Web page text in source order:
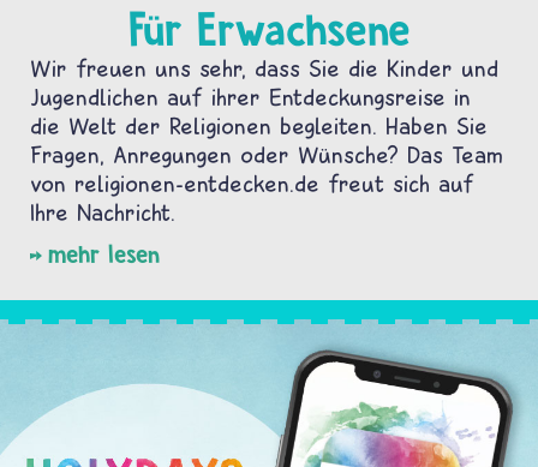
Für Erwachsene
Wir freuen uns sehr, dass Sie die Kinder und
Jugendlichen auf ihrer Entdeckungsreise in
die Welt der Religionen begleiten. Haben Sie
Fragen, Anregungen oder Wünsche? Das Team
von religionen-entdecken.de freut sich auf
Ihre Nachricht.
mehr lesen